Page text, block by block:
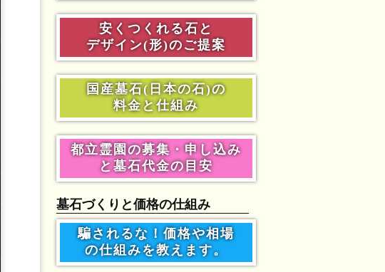
安くつくれる石と
デザイン(形)のご提案
国産墓石(日本の石)の
料金と仕組み
都立霊園の募集・申し込み
と墓石代金の目安
墓石づくりと価格の仕組み
騙されるな！価格や相場
の仕組みを教えます。